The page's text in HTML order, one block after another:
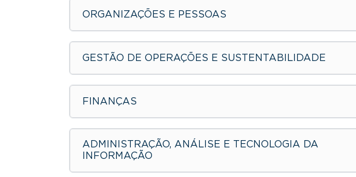
ORGANIZAÇÕES E PESSOAS
GESTÃO DE OPERAÇÕES E SUSTENTABILIDADE
FINANÇAS
ADMINISTRAÇÃO, ANÁLISE E TECNOLOGIA DA
INFORMAÇÃO